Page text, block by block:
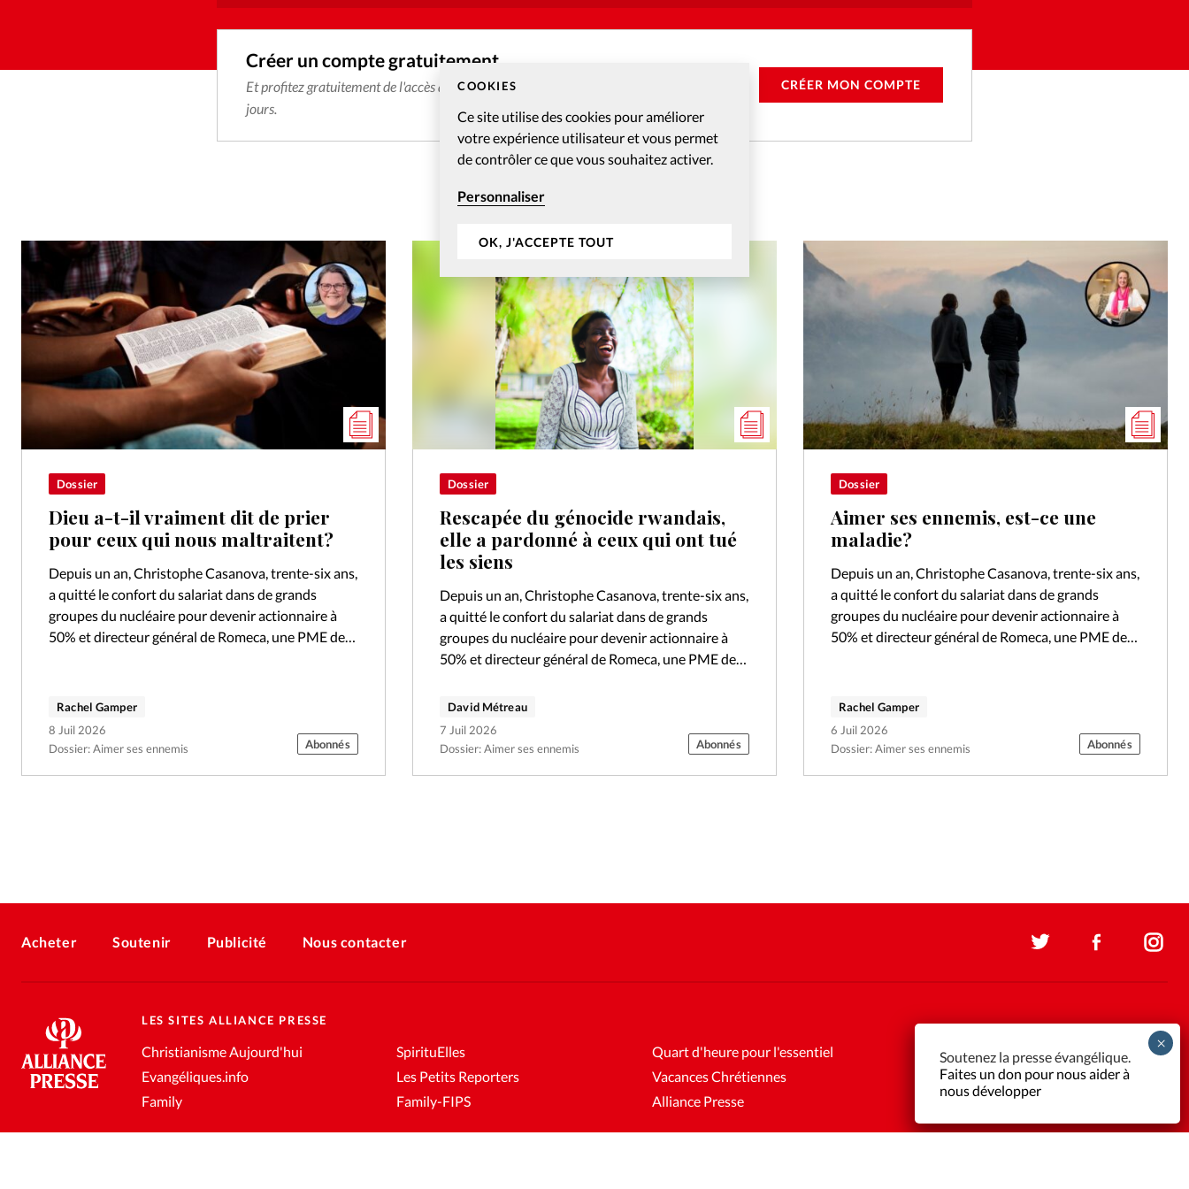
COOKIES
Ce site utilise des cookies pour améliorer
votre expérience utilisateur et vous permet
de contrôler ce que vous souhaitez activer.
Personnaliser
OK, J'ACCEPTE TOUT
Créer un compte gratuitement
Et profitez gratuitement de l'accès aux articles web réservés aux abonnés pendant 14
jours.
CRÉER MON COMPTE
Dossier
Dieu a-t-il vraiment dit de prier
pour ceux qui nous maltraitent?
Depuis un an, Christophe Casanova, trente-six ans,
a quitté le confort du salariat dans de grands
groupes du nucléaire pour devenir actionnaire à
50% et directeur général de Romeca, une PME de
Dossier: Aimer ses ennemis
Rachel Gamper
8 Juil 2026
Abonnés
Dossier
Rescapée du génocide rwandais,
elle a pardonné à ceux qui ont tué
les siens
Depuis un an, Christophe Casanova, trente-six ans,
a quitté le confort du salariat dans de grands
groupes du nucléaire pour devenir actionnaire à
50% et directeur général de Romeca, une PME de
Dossier: Aimer ses ennemis
David Métreau
7 Juil 2026
Abonnés
Dossier
Aimer ses ennemis, est-ce une
maladie?
Depuis un an, Christophe Casanova, trente-six ans,
a quitté le confort du salariat dans de grands
groupes du nucléaire pour devenir actionnaire à
50% et directeur général de Romeca, une PME de
Dossier: Aimer ses ennemis
Rachel Gamper
6 Juil 2026
Abonnés
Acheter Soutenir Publicité Nous contacter
LES SITES ALLIANCE PRESSE
Christianisme Aujourd'hui
Evangéliques.info
Family
SpirituElles
Les Petits Reporters
Family-FIPS
Quart d'heure pour l'essentiel
Vacances Chrétiennes
Alliance Presse
Soutenez la presse évangélique.
Faites un don pour nous aider à
nous développer